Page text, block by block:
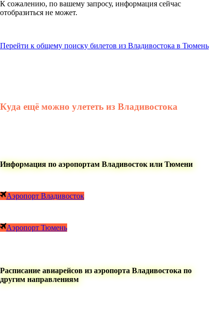
К сожалению, по вашему запросу, информация сейчас
отобразиться не может.
Перейти к общему поиску билетов из Владивостока в Тюмень
Куда ещё можно улететь из Владивостока
Информация по аэропортам Владивосток или Тюмени
Аэропорт Владивосток
Аэропорт Тюмень
Расписание авиарейсов из аэропорта Владивостока по
другим направлениям